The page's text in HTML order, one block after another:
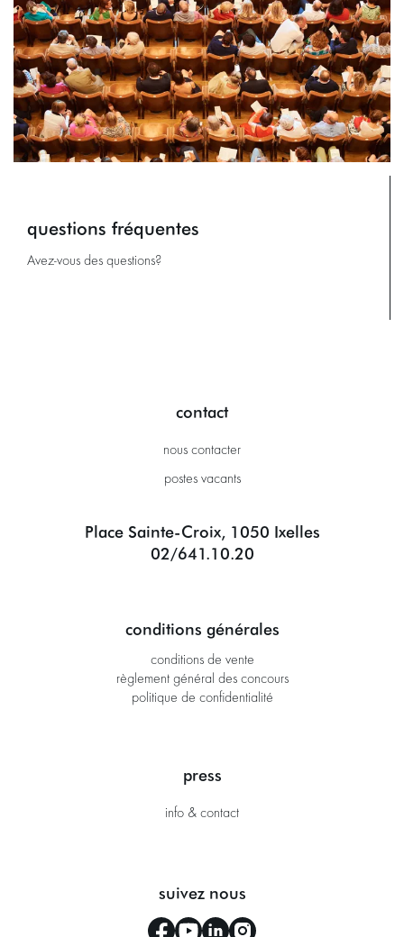
questions fréquentes
Avez-vous des questions?
contact
nous contacter
postes vacants
Place Sainte-Croix, 1050 Ixelles
02/641.10.20
conditions générales
conditions de vente
règlement général des concours
politique de confidentialité
press
info & contact
suivez nous